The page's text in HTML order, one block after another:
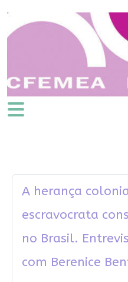
A herança
escravocrata
no Brasil.
com Berenice